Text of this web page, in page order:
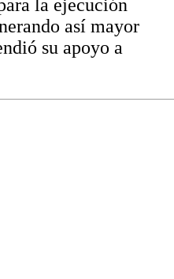
la ejecución
así mayor
su apoyo a